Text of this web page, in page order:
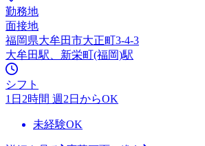
勤務地
面接地
福岡県大牟田市大正町3-4-3
大牟田駅、新栄町(福岡)駅
シフト
1日2時間 週2日からOK
未経験OK